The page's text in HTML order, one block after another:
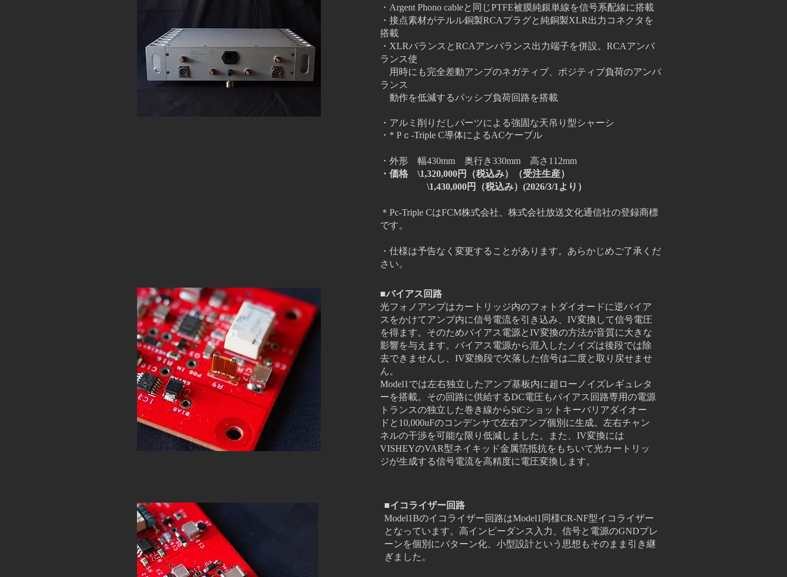
・Argent Phono cableと同じPTFE被膜純銀単線を信号系配線に搭載
・接点素材がテルル銅製RCAプラグと純銅製XLR出力コネクタを
搭載
・XLRバランスとRCAアンバランス出力端子を併設。RCAアンバ
ランス使
用時にも完全差動アンプのネガティブ、ポジティブ負荷のアンバ
ランス
動作を低減するパッシブ負荷回路を搭載​
・アルミ削りだしパーツによる強固な天吊り型シャーシ
・* Pｃ-Triple C導体によるACケーブル
・外形 幅430mm 奥行き330mm 高さ112mm
・価格 \1,320,000円（税込み）（受注生産）
\1,430,000円（税込み）(2026/3/1より）
＊Pc-Triple CはFCM株式会社、株式会社放送文化通信社の登録商標
です。
・仕様は予告なく変更することがあります。あらかじめご了承くだ
さい。
■バイアス回路
光フォノアンプはカートリッジ内のフォトダイオードに逆バイア
スをかけてアンプ内に信号電流を引き込み、IV変換して信号電圧
を得ます。そのためバイアス電源とIV変換の方法が音質に大きな
影響を与えます。バイアス電源から混入したノイズは後段では除
去できませんし、IV変換段で欠落した信号は二度と取り戻せませ
ん。
Model1では左右独立したアンプ基板内に超ローノイズレギュレタ
ーを搭載。その回路に供給するDC電圧もバイアス回路専用の電源
トランスの独立した巻き線からSiCショットキーバリアダイオー
ドと10,000uFのコンデンサで左右アンプ個別に生成。左右チャン
ネルの干渉を可能な限り低減しました。また、IV変換には
VISHEYのVAR型ネイキッド金属箔抵抗をもちいて光カートリッ
ジが生成する信号電流を高精度に電圧変換します。
■イコライザー回路
Model1Bのイコライザー回路はModel1同様CR-NF型イコライザー
となっています。高インピーダンス入力、信号と電源のGNDプレ
ーンを個別にパターン化、小型設計という思想もそのまま引き継
ぎました。